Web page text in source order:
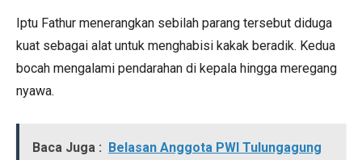
Iptu Fathur menerangkan sebilah parang tersebut diduga
kuat sebagai alat untuk menghabisi kakak beradik. Kedua
bocah mengalami pendarahan di kepala hingga meregang
nyawa.
Baca Juga : Belasan Anggota PWI Tulungagung